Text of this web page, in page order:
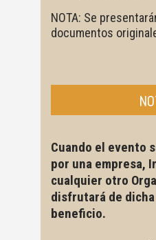
NOTA: Se
documentos
Cuando el evento
por una empresa,
cualquier otro
disfrutará de
beneficio.